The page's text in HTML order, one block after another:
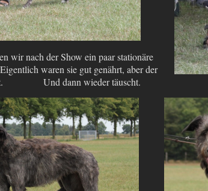
wir nach der Show ein paar stationäre
waren sie gut genährt, aber der
Und dann wieder täuscht.